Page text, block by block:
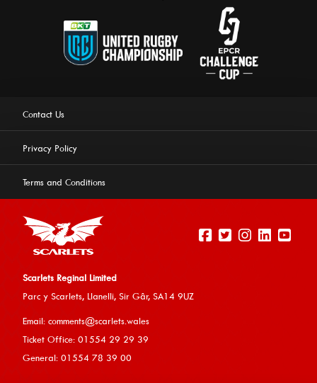
experience on our website.
Contact Us
Privacy Policy
Terms and Conditions
Scarlets Reginal Limited
Parc y Scarlets, Llanelli, Sir Gâr, SA14 9UZ
Email: comments@scarlets.wales
Ticket Office: 01554 29 29 39
General: 01554 78 39 00